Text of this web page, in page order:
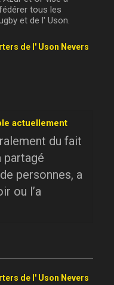
tous les
et de l' Uson.
de l' Uson Nevers
actuellement
du fait
partagé
personnes, a
ou l’a
de l' Uson Nevers